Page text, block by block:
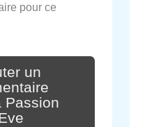
pour ce
un
Passion